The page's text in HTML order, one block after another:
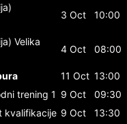
3 Oct 10:00
Velika
4 Oct 08:00
11 Oct 13:00
trening 1 9 Oct
09:30
kvalifikacije 9 Oct
13:30